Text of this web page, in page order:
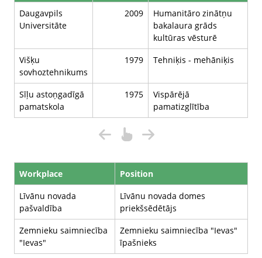
Daugavpils
Universitāte
2009
Humanitāro zinātņu
bakalaura grāds
kultūras vēsturē
Višķu
sovhoztehnikums
1979 Tehniķis - mehāniķis
Sīļu astoņgadīgā
pamatskola
1975
Vispārējā
pamatizglītība
Workplace
Position
Līvānu novada
pašvaldība
Līvānu novada domes
priekšsēdētājs
Zemnieku saimniecība
"Ievas"
Zemnieku saimniecība "Ievas"
īpašnieks